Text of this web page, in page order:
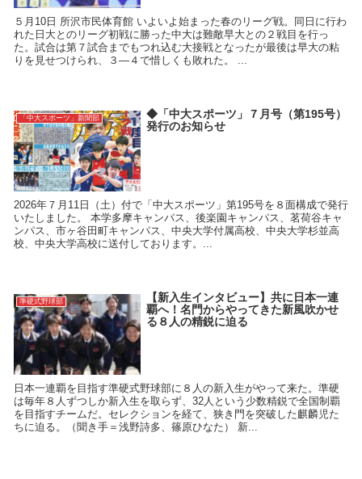
５月10日 所沢市民体育館 いよいよ始まった春のリーグ戦。同日に行わ
れた日大とのリーグ初戦に勝った中大は難敵早大との２戦目を行っ
た。試合は第７試合までもつれ込む大接戦となったが最後は早大の粘
りを見せつけられ、３―４で惜しくも敗れた。 ...
「中大スポーツ」新聞部
◆「中大スポーツ」７月号（第195号）
発行のお知らせ
2026年７月11日（土）付で「中大スポーツ」第195号を８面構成で発行
いたしました。 本学多摩キャンパス、後楽園キャンパス、茗荷谷キャ
ンパス、市ヶ谷田町キャンパス、中央大学付属高校、中央大学杉並高
校、中央大学高校に送付しております。...
準硬式野球部
【新入生インタビュー】共に日本一連
覇へ！名門からやってきた新風吹かせ
る８人の精鋭に迫る
日本一連覇を目指す準硬式野球部に８人の新入生がやって来た。準硬
は毎年８人ずつしか新入生を取らず、32人という少数精鋭で全国制覇
を目指すチームだ。セレクションを経て、狭き門を突破した麒麟児た
ちに迫る。（聞き手＝浅野詩多、篠原ひなた） 新...